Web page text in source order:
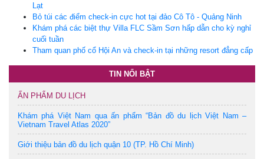
Lạt
Bỏ túi các điểm check-in cực hot tại đảo Cô Tô - Quảng Ninh
Khám phá các biệt thự Villa FLC Sầm Sơn hấp dẫn cho kỳ nghỉ
cuối tuần
Tham quan phố cổ Hội An và check-in tại những resort đẳng cấp
TIN NỔI BẬT
ẤN PHẨM DU LỊCH
Khám phá Việt Nam qua ấn phẩm “Bản đồ du lịch Việt Nam –
Vietnam Travel Atlas 2020”
Giới thiệu bản đồ du lịch quận 10 (TP. Hồ Chí Minh)